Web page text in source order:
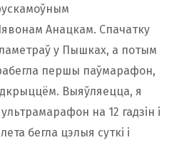
Анацкам. Спачатку
у Пышках, а потым
першы паўмарафон,
Выяўляецца, я
на 12 гадзін і
бегла цэлыя суткі і